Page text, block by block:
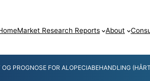
Market Research Reports About
PROGNOSE FOR ALOPECIABEHANDLING